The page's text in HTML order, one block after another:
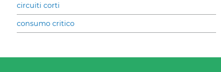
circuiti corti
consumo critico